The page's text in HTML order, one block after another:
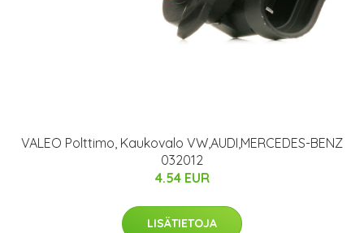
VALEO Polttimo, Kaukovalo VW,AUDI,MERCEDES-BENZ
032012
4.54 EUR
LISÄTIETOJA